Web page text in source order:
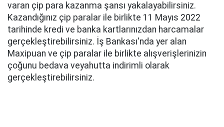
varan çip para kazanma şansı yakalayabilirsiniz.
Kazandığınız çip paralar ile birlikte 11 Mayıs 2022
tarihinde kredi ve banka kartlarınızdan harcamalar
gerçekleştirebilirsiniz. İş Bankası'nda yer alan
Maxipuan ve çip paralar ile birlikte alışverişlerinizin
çoğunu bedava veyahutta indirimli olarak
gerçekleştirebilirsiniz.